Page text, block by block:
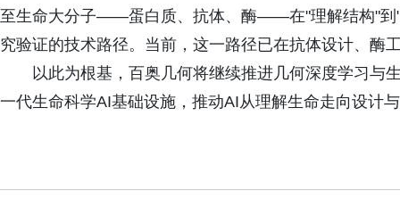
至生命大分子——蛋白质、抗体、酶——在"理解结构"到
究验证的技术路径。当前，这一路径已在抗体设计、酶
以此为根基，百奥几何将继续推进几何深度学习与
一代生命科学AI基础设施，推动AI从理解生命走向设计